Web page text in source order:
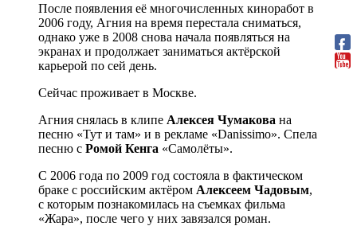
После появления её многочисленных киноработ в
2006 году, Агния на время перестала сниматься,
однако уже в 2008 снова начала появляться на
экранах и продолжает заниматься актёрской
карьерой по сей день.
Сейчас проживает в Москве.
Агния снялась в клипе Алексея Чумакова на
песню «Тут и там» и в рекламе «Danissimo». Спела
песню с Ромой Кенга «Самолёты».
С 2006 года по 2009 год состояла в фактическом
браке с российским актёром Алексеем Чадовым,
с которым познакомилась на съемках фильма
«Жара», после чего у них завязался роман.